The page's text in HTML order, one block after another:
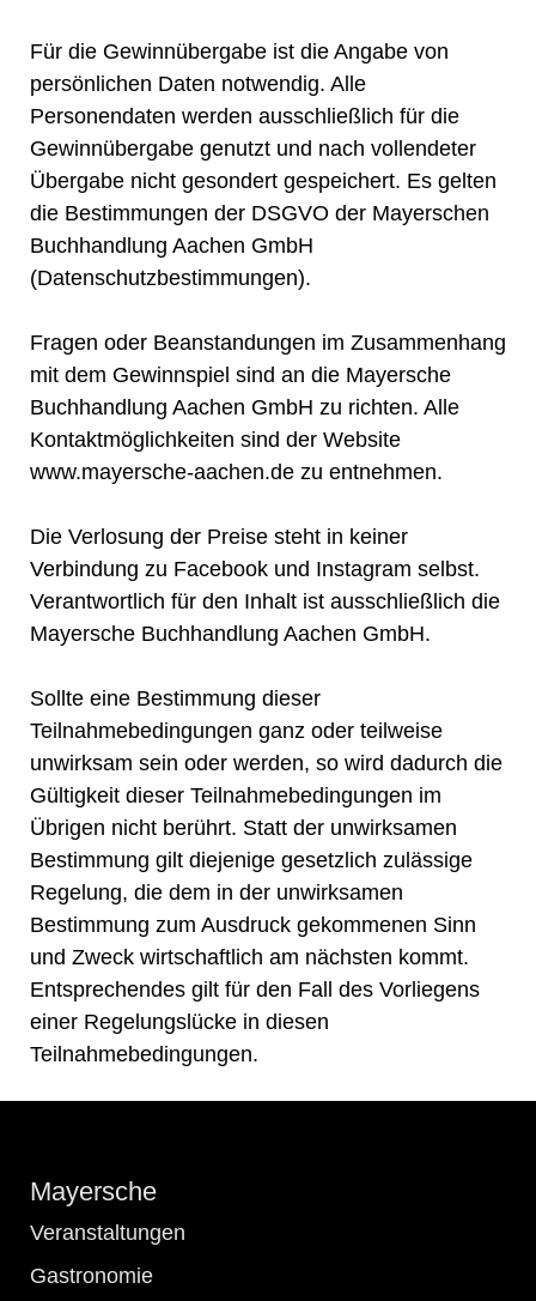
Für die Gewinnübergabe ist die Angabe von
persönlichen Daten notwendig. Alle
Personendaten werden ausschließlich für die
Gewinnübergabe genutzt und nach vollendeter
Übergabe nicht gesondert gespeichert. Es gelten
die Bestimmungen der DSGVO der Mayerschen
Buchhandlung Aachen GmbH
(Datenschutzbestimmungen).
Fragen oder Beanstandungen im Zusammenhang
mit dem Gewinnspiel sind an die Mayersche
Buchhandlung Aachen GmbH zu richten. Alle
Kontaktmöglichkeiten sind der Website
www.mayersche-aachen.de zu entnehmen.
Die Verlosung der Preise steht in keiner
Verbindung zu Facebook und Instagram selbst.
Verantwortlich für den Inhalt ist ausschließlich die
Mayersche Buchhandlung Aachen GmbH.
Sollte eine Bestimmung dieser
Teilnahmebedingungen ganz oder teilweise
unwirksam sein oder werden, so wird dadurch die
Gültigkeit dieser Teilnahmebedingungen im
Übrigen nicht berührt. Statt der unwirksamen
Bestimmung gilt diejenige gesetzlich zulässige
Regelung, die dem in der unwirksamen
Bestimmung zum Ausdruck gekommenen Sinn
und Zweck wirtschaftlich am nächsten kommt.
Entsprechendes gilt für den Fall des Vorliegens
einer Regelungslücke in diesen
Teilnahmebedingungen.
Mayersche
Veranstaltungen
Gastronomie